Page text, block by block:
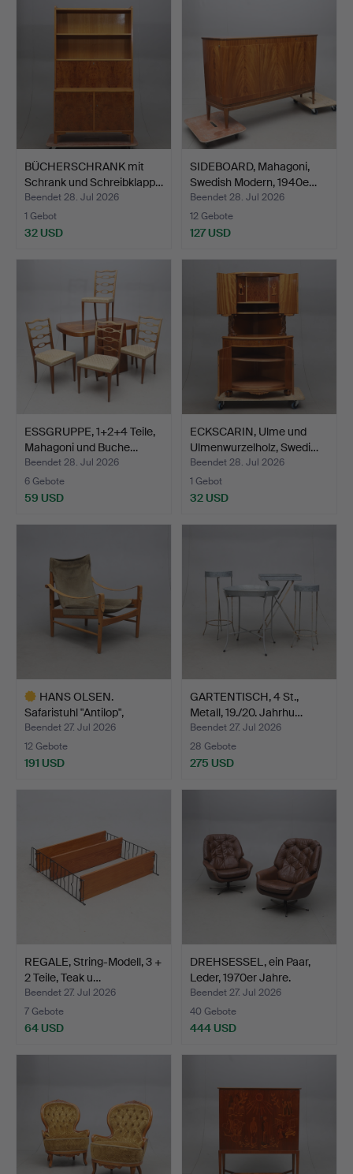
BÜCHERSCHRANK mit
Schrank und Schreibklapp…
Beendet 28. Jul 2026
1 Gebot
32 USD
SIDEBOARD, Mahagoni,
Swedish Modern, 1940e…
Beendet 28. Jul 2026
12 Gebote
127 USD
ESSGRUPPE, 1+2+4 Teile,
Mahagoni und Buche…
Beendet 28. Jul 2026
6 Gebote
59 USD
ECKSCARIN, Ulme und
Ulmenwurzelholz, Swedi…
Beendet 28. Jul 2026
1 Gebot
32 USD
HANS OLSEN.
Safaristuhl "Antilop",
Gestell…
Beendet 27. Jul 2026
12 Gebote
191 USD
GARTENTISCH, 4 St.,
Metall, 19./20. Jahrhu…
Beendet 27. Jul 2026
28 Gebote
275 USD
REGALE, String-Modell, 3 +
2 Teile, Teak u…
Beendet 27. Jul 2026
7 Gebote
64 USD
DREHSESSEL, ein Paar,
Leder, 1970er Jahre.
Beendet 27. Jul 2026
40 Gebote
444 USD